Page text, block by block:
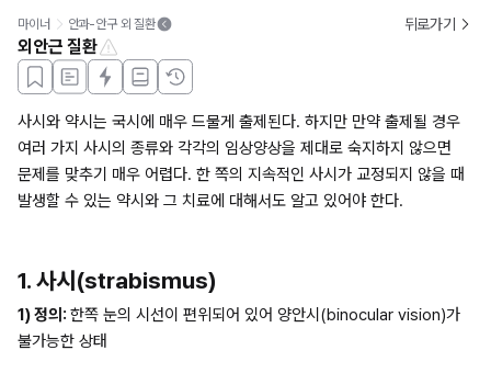
마이너 안과-안구 외 질환 뒤로가기
외안근 질환
사시와 약시는 국시에 매우 드물게 출제된다. 하지만 만약 출제될 경우
여러 가지 사시의 종류와 각각의 임상양상을 제대로 숙지하지 않으면
문제를 맞추기 매우 어렵다. 한 쪽의 지속적인 사시가 교정되지 않을 때
발생할 수 있는 약시와 그 치료에 대해서도 알고 있어야 한다.
1. 사시(strabismus)
1) 정의: 한쪽 눈의 시선이 편위되어 있어 양안시(binocular vision)가
불가능한 상태